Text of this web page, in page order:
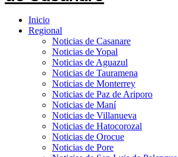
Inicio
Regional
Noticias de Casanare
Noticias de Yopal
Noticias de Aguazul
Noticias de Tauramena
Noticias de Monterrey
Noticias de Paz de Ariporo
Noticias de Maní
Noticias de Villanueva
Noticias de Hatocorozal
Noticias de Orocue
Noticias de Pore